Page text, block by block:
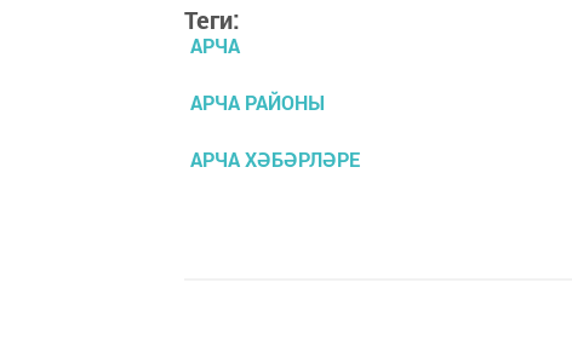
Теги:
АРЧА
АРЧА РАЙОНЫ
АРЧА ХӘБӘРЛӘРЕ